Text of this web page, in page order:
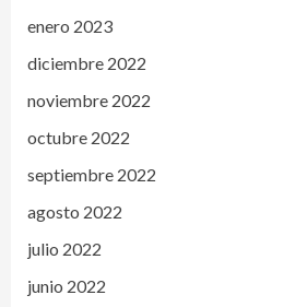
enero 2023
diciembre 2022
noviembre 2022
octubre 2022
septiembre 2022
agosto 2022
julio 2022
junio 2022